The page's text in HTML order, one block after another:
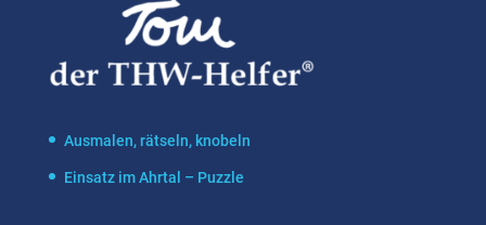
Ausmalen, rätseln, knobeln
Einsatz im Ahrtal – Puzzle